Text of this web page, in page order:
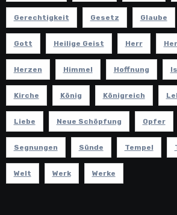
Gerechtigkeit Gesetz Glaube
Gott Heilige Geist Herr
Herzen Himmel Hoffnung
Kirche König Königreich
Liebe Neue Schöpfung Opfer
Segnungen Sünde Tempel
Welt Werk Werke